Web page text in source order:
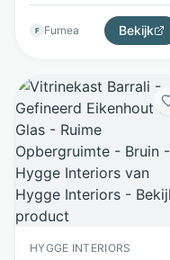
Hygge Interiors
F Furnea Bekijk
HYGGE INTERIORS